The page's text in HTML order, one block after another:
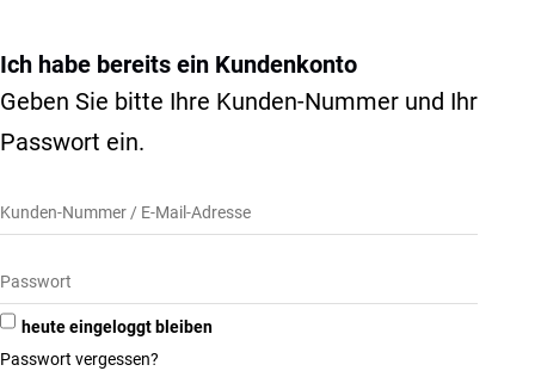
Ich habe bereits ein Kundenkonto
Geben Sie bitte Ihre Kunden-Nummer und Ihr
Passwort ein.
heute eingeloggt bleiben
Passwort vergessen?